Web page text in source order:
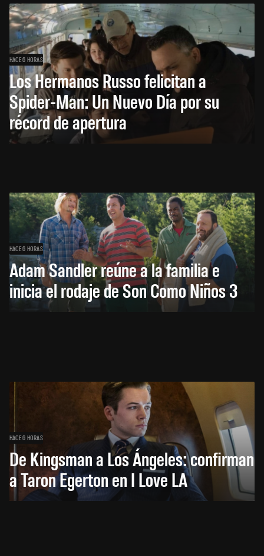
HACE 6 HORAS
Los Hermanos Russo felicitan a
Spider-Man: Un Nuevo Día por su
récord de apertura
HACE 6 HORAS
Adam Sandler reúne a la familia e
inicia el rodaje de Son Como Niños 3
HACE 6 HORAS
De Kingsman a Los Ángeles: confirman
a Taron Egerton en I Love LA